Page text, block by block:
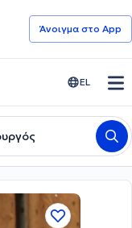
Άνοιγμα στο App
EL